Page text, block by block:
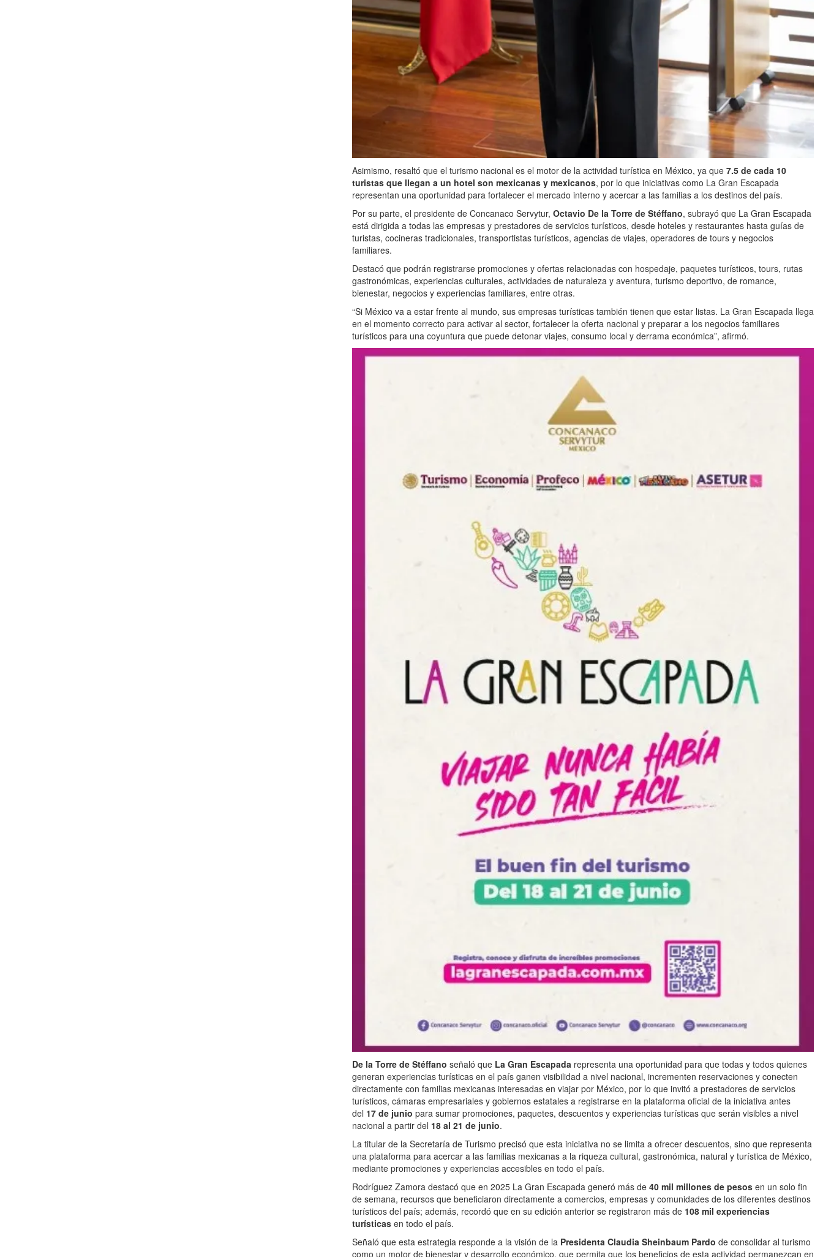
Asimismo, resaltó que el turismo nacional es el motor de la actividad turística en México, ya que 7.5 de cada 10
turistas que llegan a un hotel son mexicanas y mexicanos, por lo que iniciativas como La Gran Escapada
representan una oportunidad para fortalecer el mercado interno y acercar a las familias a los destinos del país.
Por su parte, el presidente de Concanaco Servytur, Octavio De la Torre de Stéffano, subrayó que La Gran Escapada
está dirigida a todas las empresas y prestadores de servicios turísticos, desde hoteles y restaurantes hasta guías de
turistas, cocineras tradicionales, transportistas turísticos, agencias de viajes, operadores de tours y negocios
familiares.
Destacó que podrán registrarse promociones y ofertas relacionadas con hospedaje, paquetes turísticos, tours, rutas
gastronómicas, experiencias culturales, actividades de naturaleza y aventura, turismo deportivo, de romance,
bienestar, negocios y experiencias familiares, entre otras.
“Si México va a estar frente al mundo, sus empresas turísticas también tienen que estar listas. La Gran Escapada llega
en el momento correcto para activar al sector, fortalecer la oferta nacional y preparar a los negocios familiares
turísticos para una coyuntura que puede detonar viajes, consumo local y derrama económica”, afirmó.
De la Torre de Stéffano señaló que La Gran Escapada representa una oportunidad para que todas y todos quienes
generan experiencias turísticas en el país ganen visibilidad a nivel nacional, incrementen reservaciones y conecten
directamente con familias mexicanas interesadas en viajar por México, por lo que invitó a prestadores de servicios
turísticos, cámaras empresariales y gobiernos estatales a registrarse en la plataforma oficial de la iniciativa antes
del 17 de junio para sumar promociones, paquetes, descuentos y experiencias turísticas que serán visibles a nivel
nacional a partir del 18 al 21 de junio.
La titular de la Secretaría de Turismo precisó que esta iniciativa no se limita a ofrecer descuentos, sino que representa
una plataforma para acercar a las familias mexicanas a la riqueza cultural, gastronómica, natural y turística de México,
mediante promociones y experiencias accesibles en todo el país.
Rodríguez Zamora destacó que en 2025 La Gran Escapada generó más de 40 mil millones de pesos en un solo fin
de semana, recursos que beneficiaron directamente a comercios, empresas y comunidades de los diferentes destinos
turísticos del país; además, recordó que en su edición anterior se registraron más de 108 mil experiencias
turísticas en todo el país.
Señaló que esta estrategia responde a la visión de la Presidenta Claudia Sheinbaum Pardo de consolidar al turismo
como un motor de bienestar y desarrollo económico, que permita que los beneficios de esta actividad permanezcan en